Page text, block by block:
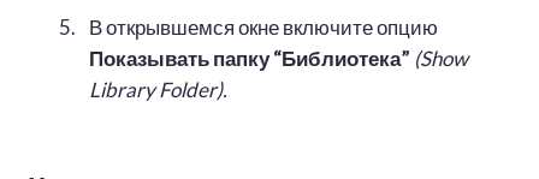
В открывшемся окне включите опцию
Показывать папку “Библиотека” (Show
Library Folder).